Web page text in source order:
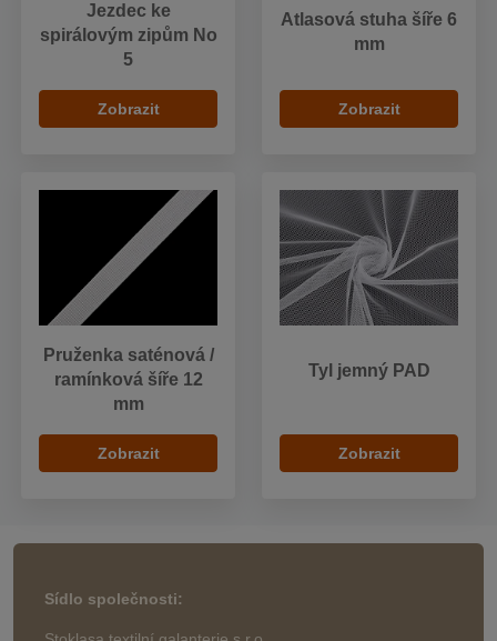
Jezdec ke
spirálovým zipům No
5
Zobrazit
Atlasová stuha šíře 6
mm
Zobrazit
Pruženka saténová /
ramínková šíře 12
mm
Zobrazit
Tyl jemný PAD
Zobrazit
Sídlo společnosti: